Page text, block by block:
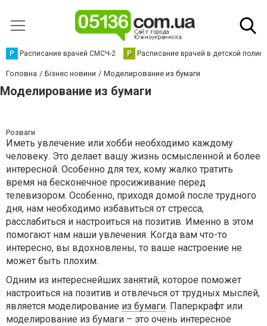
Р Расписание врачей СМСЧ-2 Р Расписание врачей в детской
Головна Бізнес новини Моделирование из бумаги
Моделирование из бумаги
Розваги
Иметь увлечение или хобби необходимо каждому
человеку. Это делает вашу жизнь осмысленной и более
интересной. Особенно для тех, кому жалко тратить
время на бесконечное просиживание перед
телевизором. Особенно, приходя домой после трудного
дня, нам необходимо избавиться от стресса,
расслабиться и настроиться на позитив. Именно в этом
помогают нам наши увлечения. Когда вам что-то
интересно, вы вдохновлены, то ваше настроение не
может быть плохим.
Одним из интереснейших занятий, которое поможет
настроиться на позитив и отвлечься от трудных мыслей,
является моделирование из бумаги. Паперкрафт или
моделирование из бумаги – это очень интересное